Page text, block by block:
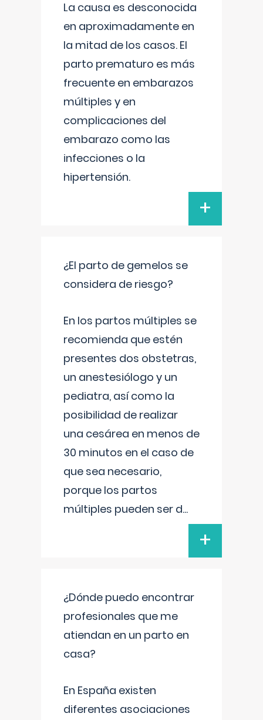
La causa es desconocida
en aproximadamente en
la mitad de los casos. El
parto prematuro es más
frecuente en embarazos
múltiples y en
complicaciones del
embarazo como las
infecciones o la
hipertensión.
+
¿El parto de gemelos se
considera de riesgo?
En los partos múltiples se
recomienda que estén
presentes dos obstetras,
un anestesiólogo y un
pediatra, así como la
posibilidad de realizar
una cesárea en menos de
30 minutos en el caso de
que sea necesario,
porque los partos
múltiples pueden ser d...
+
¿Dónde puedo encontrar
profesionales que me
atiendan en un parto en
casa?
En España existen
diferentes asociaciones